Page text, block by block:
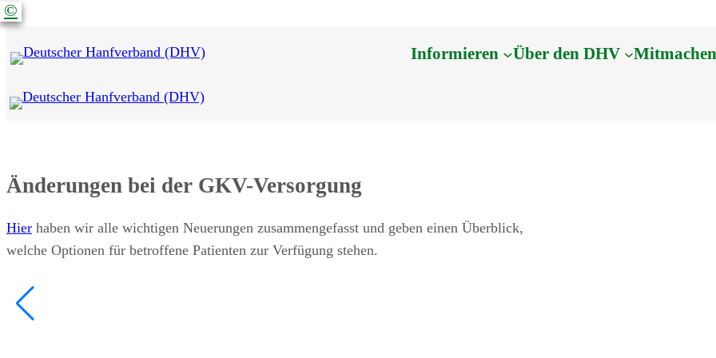
Informieren Über den DHV Mitmachen
Änderungen bei der GKV-Versorgung
Hier haben wir alle wichtigen Neuerungen zusammengefasst und geben einen Überblick,
welche Optionen für betroffene Patienten zur Verfügung stehen.
©
©
©
©